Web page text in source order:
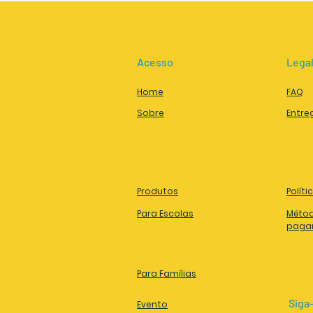
Acesso
Home
Sobre
Produtos
Para Escolas
Para Famílias
Evento
Legal
FAQ